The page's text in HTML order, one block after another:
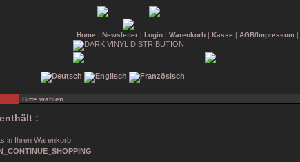
Home | Newsletter| Login| Warenkorb| Kasse | AGB/Impressum|
:
in Ihren Warenkorb.